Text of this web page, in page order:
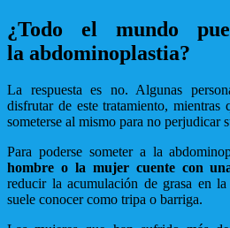
¿Todo el mundo
la abdominoplastia?
La respuesta es no. Algunas
disfrutar de este tratamiento, mientras
someterse al mismo para no perjudicar
Para poderse someter a la
hombre o la mujer cuente con
reducir la acumulación de grasa en
suele conocer como tripa o barriga.